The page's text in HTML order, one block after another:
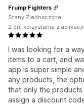
I was looking for a
items to a cart, and
app is super simple
any products, the
that only the
assign a discount
Frump Fighters
Stany Zjednoczone
2 dni korzystania z aplikacji